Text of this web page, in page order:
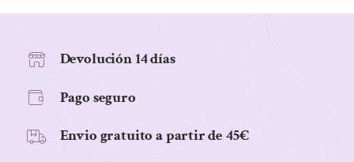
cantidad
Devolución 14 días
Pago seguro
Envio gratuito a partir de 45€